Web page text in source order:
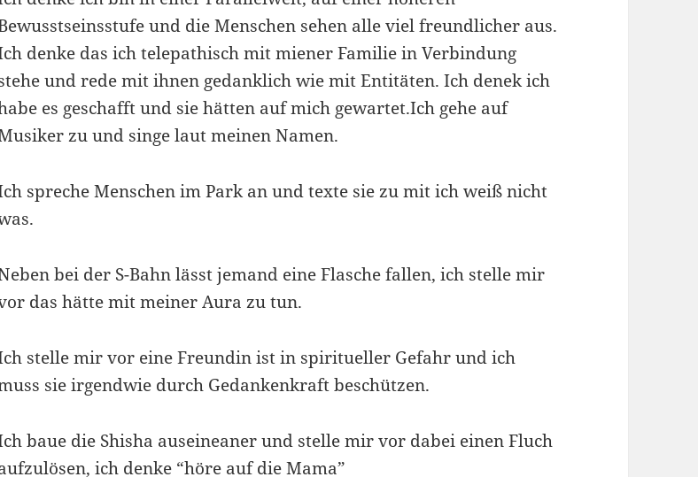
und die Menschen sehen alle viel freundlicher aus.
denke das ich telepathisch mit miener Familie in Verbindung
und rede mit ihnen gedanklich wie mit Entitäten. Ich denek ich
es geschafft und sie hätten auf mich gewartet.Ich gehe auf
zu und singe laut meinen Namen.
spreche Menschen im Park an und texte sie zu mit ich weiß nicht
bei der S-Bahn lässt jemand eine Flasche fallen, ich stelle mir
das hätte mit meiner Aura zu tun.
stelle mir vor eine Freundin ist in spiritueller Gefahr und ich
sie irgendwie durch Gedankenkraft beschützen.
baue die Shisha auseineaner und stelle mir vor dabei einen Fluch
ich denke “höre auf die Mama”